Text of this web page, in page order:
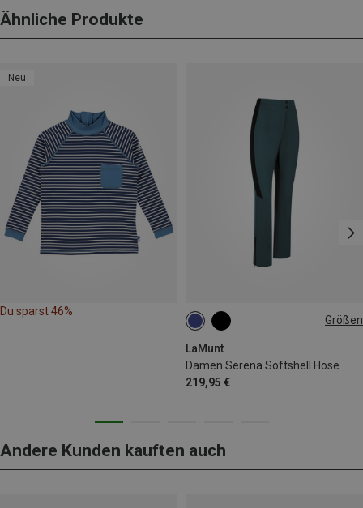
Ähnliche Produkte
Neu
Du sparst 46%
Größen
LaMunt
Damen Serena Softshell Hose
219,95 €
XS S
XXL
Andere Kunden kauften auch